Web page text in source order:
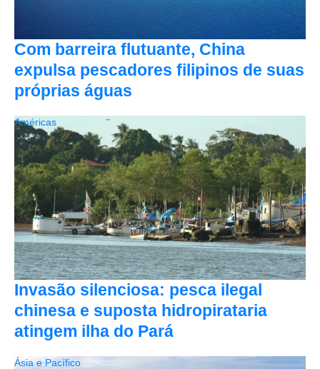
Com barreira flutuante, China
expulsa pescadores filipinos de suas
próprias águas
Invasão silenciosa: pesca ilegal
chinesa e suposta hidropirataria
atingem ilha do Pará
Américas
Ásia e Pacífico